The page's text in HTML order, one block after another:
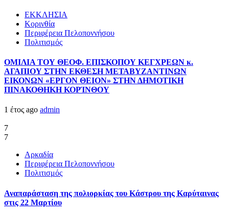
ΕΚΚΛΗΣΙΑ
Κορινθία
Περιφέρεια Πελοποννήσου
Πολιτισμός
ΟΜΙΛΙΑ ΤΟΥ ΘΕΟΦ. ΕΠΙΣΚΟΠΟΥ ΚΕΓΧΡΕΩΝ κ.
ΑΓΑΠΙΟΥ ΣΤΗΝ ΕΚΘΕΣΗ ΜΕΤΑΒΥΖΑΝΤΙΝΩΝ
ΕΙΚΟΝΩΝ «ΕΡΓΟΝ ΘΕΙΟΝ» ΣΤΗΝ ΔΗΜΟΤΙΚΗ
ΠΙΝΑΚΟΘΗΚΗ ΚΟΡΊΝΘΟΥ
1 έτος ago admin
7
7
Αρκαδία
Περιφέρεια Πελοποννήσου
Πολιτισμός
Αναπαράσταση της πολιορκίας του Κάστρου της Καρύταινας
στις 22 Μαρτίου